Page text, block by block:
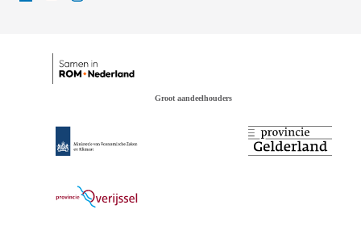
Groot aandeelhouders